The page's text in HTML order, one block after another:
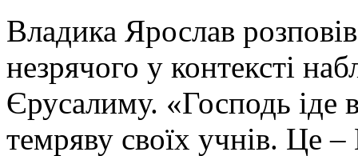
Владика Ярослав
незрячого у контексті
Єрусалиму. «Господь іде
темряву своїх учнів. Це